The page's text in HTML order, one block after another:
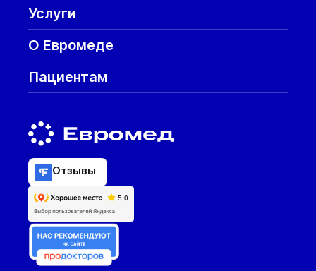
Услуги
О Евромеде
Пациентам
Отзывы